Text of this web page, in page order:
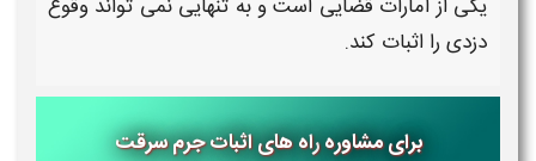
یکی از امارات قضایی است و به تنهایی نمی تواند وقوع
دزدی را اثبات کند.
برای مشاورهراه های اثبات جرم سرقت